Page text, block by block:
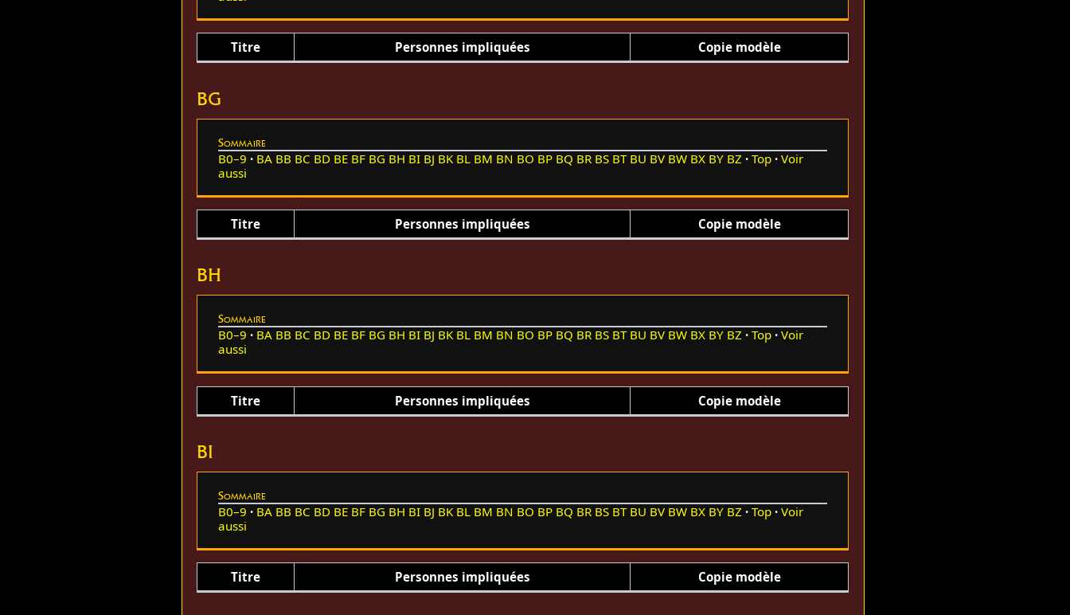
Titre Personnes impliquées Copie modèle
BG
Sommaire
B0–9 BA BB BC BD BE BF BG BH BI BJ BK BL BM BN BO BP BQ BR BS BT BU BV BW BX BY BZ Top
Voir
aussi
Titre Personnes impliquées Copie modèle
BH
Sommaire
B0–9 BA BB BC BD BE BF BG BH BI BJ BK BL BM BN BO BP BQ BR BS BT BU BV BW BX BY BZ Top
Voir
aussi
Titre Personnes impliquées Copie modèle
BI
Sommaire
B0–9 BA BB BC BD BE BF BG BH BI BJ BK BL BM BN BO BP BQ BR BS BT BU BV BW BX BY BZ Top
Voir
aussi
Titre Personnes impliquées Copie modèle